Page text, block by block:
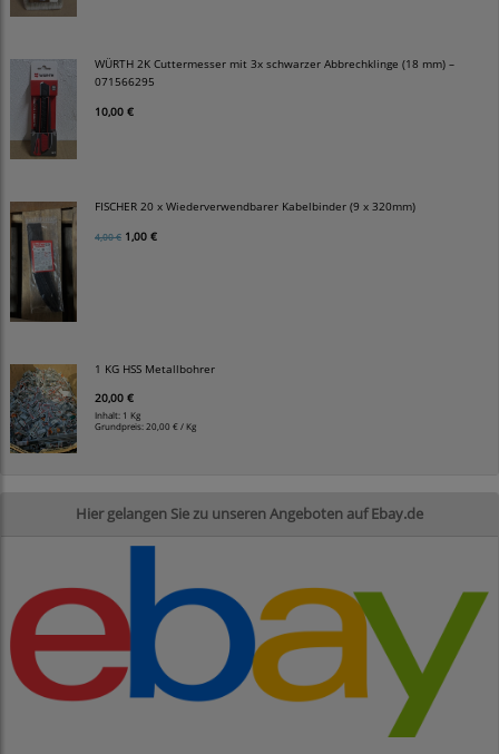
WÜRTH 2K Cuttermesser mit 3x schwarzer Abbrechklinge (18 mm) –
071566295
10,00 €
FISCHER 20 x Wiederverwendbarer Kabelbinder (9 x 320mm)
4,00 € 1,00 €
1 KG HSS Metallbohrer
20,00 €
Inhalt: 1 Kg
Grundpreis: 20,00 € / Kg
Hier gelangen Sie zu unseren Angeboten auf Ebay.de